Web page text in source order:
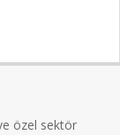
özel sektör